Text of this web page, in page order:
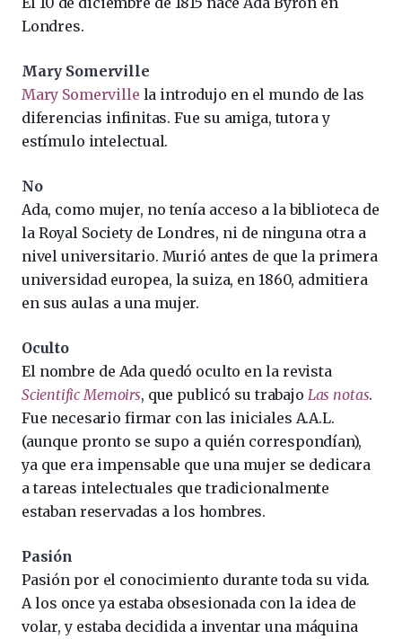
Londres.
Mary Somerville
Mary Somerville la introdujo en el mundo de las
diferencias infinitas. Fue su amiga, tutora y
estímulo intelectual.
No
Ada, como mujer, no tenía acceso a la biblioteca de
la Royal Society de Londres, ni de ninguna otra a
nivel universitario. Murió antes de que la primera
universidad europea, la suiza, en 1860, admitiera
en sus aulas a una mujer.
Oculto
El nombre de Ada quedó oculto en la revista
Scientific Memoirs, que publicó su trabajo Las notas.
Fue necesario firmar con las iniciales A.A.L.
(aunque pronto se supo a quién correspondían),
ya que era impensable que una mujer se dedicara
a tareas intelectuales que tradicionalmente
estaban reservadas a los hombres.
Pasión
Pasión por el conocimiento durante toda su vida.
A los once ya estaba obsesionada con la idea de
volar, y estaba decidida a inventar una máquina